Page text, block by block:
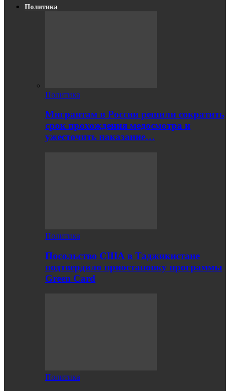
Политика
Политика
Мигрантам в России решили сократить
срок прохождения медосмотра и
ужесточить наказание…
Политика
Посольство США в Таджикистане
подтвердило приостановку программы
Green Card
Политика